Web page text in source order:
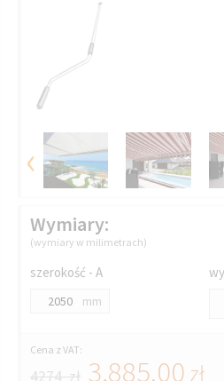
‹
Wymiary:
(wymiary w milimetrach)
szerokość - A
mm
Cena z VAT:
4274 zł 3,885.00 zł